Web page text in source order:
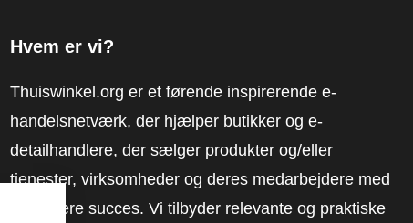
Hvem er vi?
Thuiswinkel.org er et førende inspirerende e-
handelsnetværk, der hjælper butikker og e-
detailhandlere, der sælger produkter og/eller
tjenester, virksomheder og deres medarbejdere med
at få mere succes. Vi tilbyder relevante og praktiske